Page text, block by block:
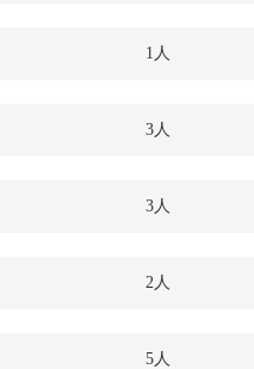
1人
3人
3人
2人
5人